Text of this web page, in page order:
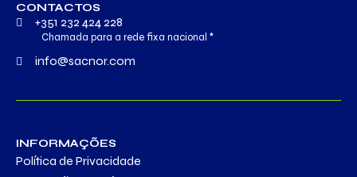
CONTACTOS
+351 232 424 228
Chamada para a rede fixa nacional *
info@sacnor.com
INFORMAÇÕES
Política de Privacidade